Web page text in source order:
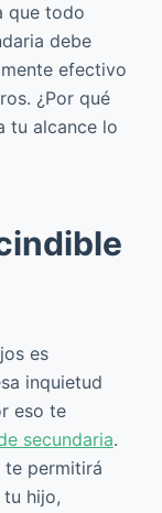
que todo
debe
efectivo
¿Por qué
tu alcance lo
es
inquietud
eso te
secundaria.
te permitirá
hijo,